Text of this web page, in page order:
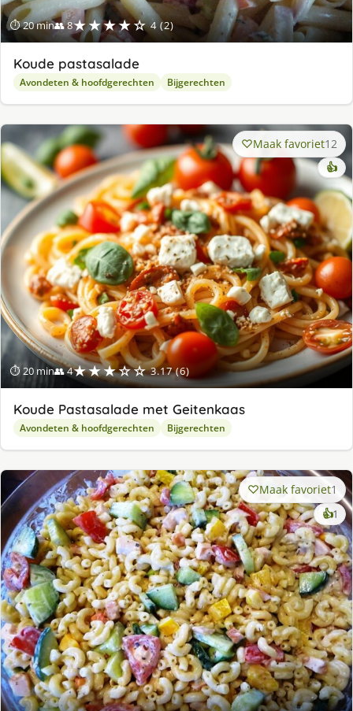
⏱ 20 min👥 8★★★★☆ 4 (2)
Koude pastasalade
Avondeten & hoofdgerechten Bijgerechten
⏱ 20 min👥 4★★★☆☆ 3.17 (6)
Maak favoriet12
👍
Koude Pastasalade met Geitenkaas
Avondeten & hoofdgerechten Bijgerechten
Maak favoriet1
👍1